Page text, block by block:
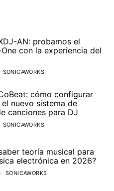
AN: probamos el
con la experiencia del
SONICAWORKS
cómo configurar
nuevo sistema de
canciones para DJ
SONICAWORKS
teoría musical para
electrónica en 2026?
SONICAWORKS